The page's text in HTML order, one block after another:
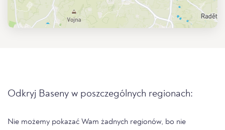
Odkryj Baseny w poszczególnych regionach:
Nie możemy pokazać Wam żadnych regionów, bo nie